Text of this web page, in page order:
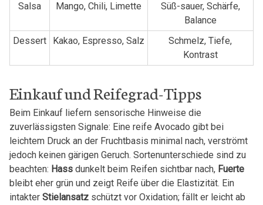
Salsa
Mango, Chili, Limette
Süß-sauer, Schärfe,
Balance
Dessert
Kakao, Espresso, Salz
Schmelz, Tiefe,
Kontrast
Einkauf und Reifegrad-Tipps
Beim Einkauf liefern sensorische Hinweise die
zuverlässigsten Signale: Eine reife Avocado gibt bei
leichtem Druck an der Fruchtbasis minimal nach, verströmt
jedoch keinen gärigen Geruch. Sortenunterschiede sind zu
beachten: Hassdunkelt beim Reifen sichtbar nach, Fuerte
bleibt eher grün und zeigt Reife über die Elastizität. Ein
intakter Stielansatzschützt vor Oxidation; fällt er leicht ab